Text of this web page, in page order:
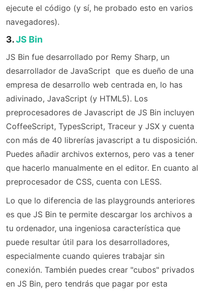
ejecute el código (y sí, he probado esto en varios
navegadores).
3.JS Bin
JS Bin fue desarrollado por Remy Sharp, un
desarrollador de JavaScript que es dueño de una
empresa de desarrollo web centrada en, lo has
adivinado, JavaScript (y HTML5). Los
preprocesadores de Javascript de JS Bin incluyen
CoffeeScript, TypesScript, Traceur y JSX y cuenta
con más de 40 librerías javascript a tu disposición.
Puedes añadir archivos externos, pero vas a tener
que hacerlo manualmente en el editor. En cuanto al
preprocesador de CSS, cuenta con LESS.
Lo que lo diferencia de las playgrounds anteriores
es que JS Bin te permite descargar los archivos a
tu ordenador, una ingeniosa característica que
puede resultar útil para los desarrolladores,
especialmente cuando quieres trabajar sin
conexión. También puedes crear "cubos" privados
en JS Bin, pero tendrás que pagar por esta